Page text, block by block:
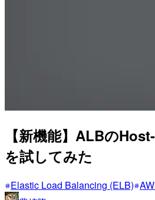
【新機能】ALBの
を試してみた
Elastic Load Balancing (ELB)